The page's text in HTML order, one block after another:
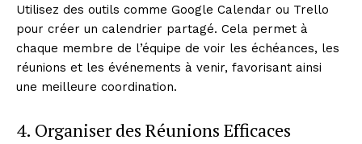
Utilisez des outils comme Google Calendar ou Trello
pour créer un calendrier partagé. Cela permet à
chaque membre de l’équipe de voir les échéances, les
réunions et les événements à venir, favorisant ainsi
une meilleure coordination.
4. Organiser des Réunions Efficaces